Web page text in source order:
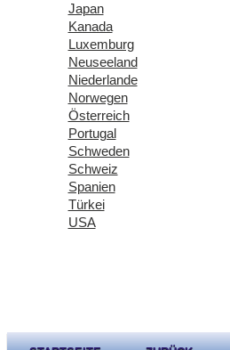
Japan
Kanada
Luxemburg
Neuseeland
Niederlande
Norwegen
Österreich
Portugal
Schweden
Schweiz
Spanien
Türkei
USA